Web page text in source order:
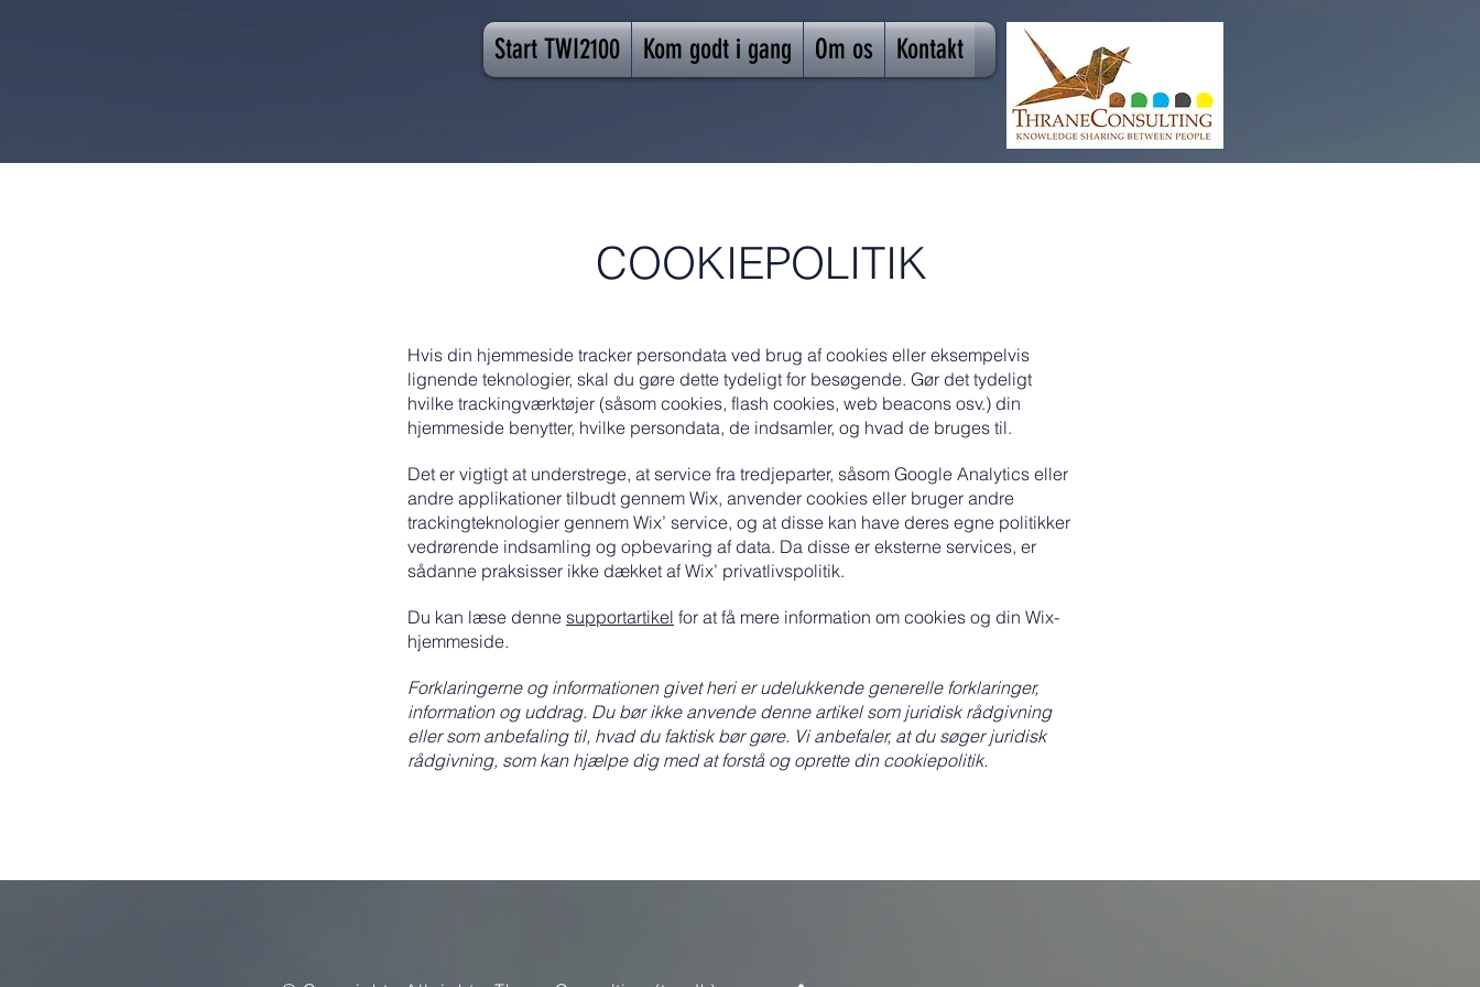
Start TWI2100 Kom godt i gang Om os Kontakt
COOKIEPOLITIK
Hvis din hjemmeside tracker persondata ved brug af cookies eller eksempelvis
lignende teknologier, skal du gøre dette tydeligt for besøgende. Gør det tydeligt
hvilke trackingværktøjer (såsom cookies, flash cookies, web beacons osv.) din
hjemmeside benytter, hvilke persondata, de indsamler, og hvad de bruges til.
Det er vigtigt at understrege, at service fra tredjeparter, såsom Google Analytics eller
andre applikationer tilbudt gennem Wix, anvender cookies eller bruger andre
trackingteknologier gennem Wix’ service, og at disse kan have deres egne politikker
vedrørende indsamling og opbevaring af data. Da disse er eksterne services, er
sådanne praksisser ikke dækket af Wix’ privatlivspolitik.
Du kan læse denne supportartikel for at få mere information om cookies og din Wix-
hjemmeside.
Forklaringerne og informationen givet heri er udelukkende generelle forklaringer,
information og uddrag. Du bør ikke anvende denne artikel som juridisk rådgivning
eller som anbefaling til, hvad du faktisk bør gøre. Vi anbefaler, at du søger juridisk
rådgivning, som kan hjælpe dig med at forstå og oprette din cookiepolitik.